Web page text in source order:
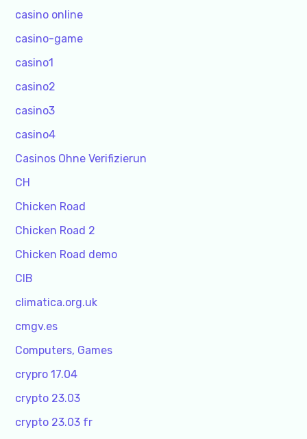
casino online
casino-game
casino1
casino2
casino3
casino4
Casinos Ohne Verifizierun
CH
Chicken Road
Chicken Road 2
Chicken Road demo
CIB
climatica.org.uk
cmgv.es
Computers, Games
crypro 17.04
crypto 23.03
crypto 23.03 fr